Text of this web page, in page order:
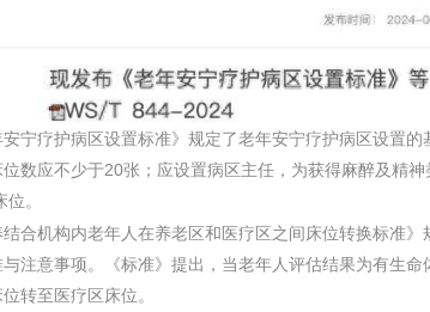
安宁疗护病区设置标准》规定了老年安宁疗护病区设置
数应不少于20张；应设置病区主任，为获得麻醉及精
。
结合机构内老年人在养老区和医疗区之间床位转换标准
注意事项。《标准》提出，当老年人评估结果为有生
转至医疗区床位。